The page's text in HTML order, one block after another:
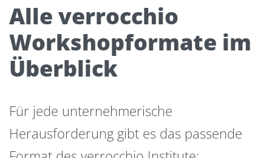
Alle verrocchio
Workshopformate im
Überblick
Für jede unternehmerische
Herausforderung gibt es das passende